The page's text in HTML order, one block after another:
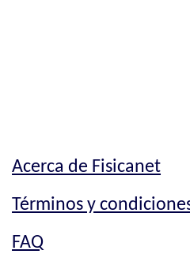
Acerca de Fisicanet
Términos y
FAQ